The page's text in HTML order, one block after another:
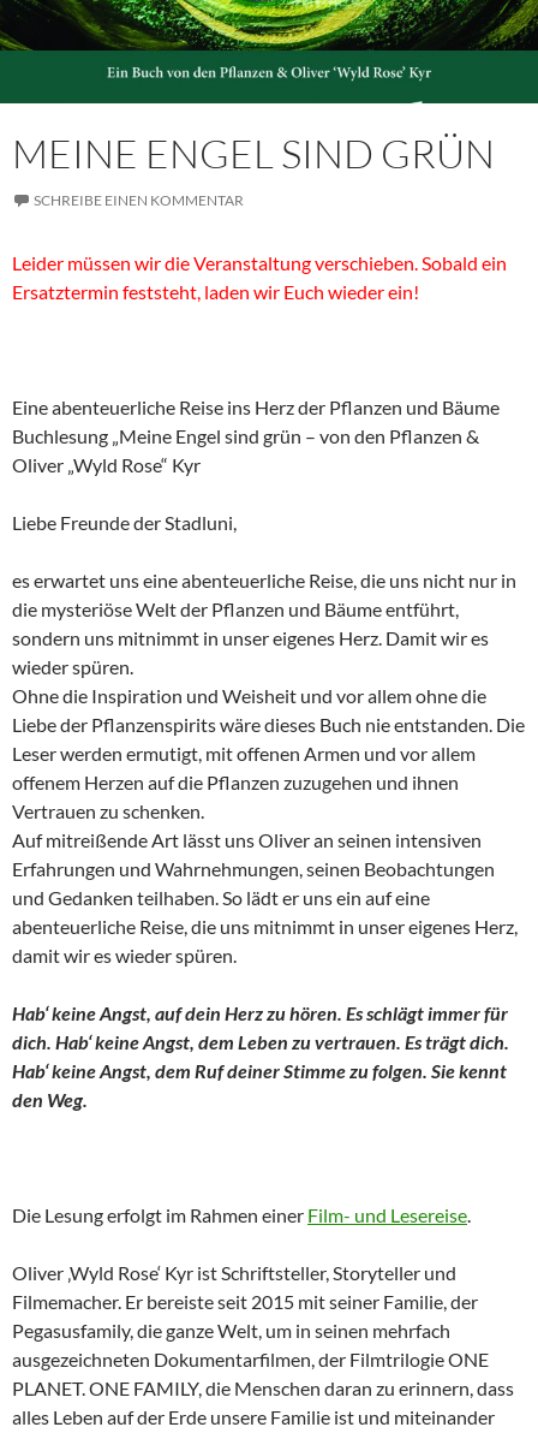
MEINE ENGEL SIND GRÜN
SCHREIBE EINEN KOMMENTAR
Leider müssen wir die Veranstaltung verschieben. Sobald ein
Ersatztermin feststeht, laden wir Euch wieder ein!
Eine abenteuerliche Reise ins Herz der Pflanzen und Bäume
Buchlesung „Meine Engel sind grün – von den Pflanzen &
Oliver „Wyld Rose“ Kyr
Liebe Freunde der Stadluni,
es erwartet uns eine abenteuerliche Reise, die uns nicht nur in
die mysteriöse Welt der Pflanzen und Bäume entführt,
sondern uns mitnimmt in unser eigenes Herz. Damit wir es
wieder spüren.
Ohne die Inspiration und Weisheit und vor allem ohne die
Liebe der Pflanzenspirits wäre dieses Buch nie entstanden. Die
Leser werden ermutigt, mit offenen Armen und vor allem
offenem Herzen auf die Pflanzen zuzugehen und ihnen
Vertrauen zu schenken.
Auf mitreißende Art lässt uns Oliver an seinen intensiven
Erfahrungen und Wahrnehmungen, seinen Beobachtungen
und Gedanken teilhaben. So lädt er uns ein auf eine
abenteuerliche Reise, die uns mitnimmt in unser eigenes Herz,
damit wir es wieder spüren.
Hab‘ keine Angst, auf dein Herz zu hören. Es schlägt immer für
dich. Hab‘ keine Angst, dem Leben zu vertrauen. Es trägt dich.
Hab‘ keine Angst, dem Ruf deiner Stimme zu folgen. Sie kennt
den Weg.
Die Lesung erfolgt im Rahmen einer Film- und Lesereise.
Oliver ‚Wyld Rose‘ Kyr ist Schriftsteller, Storyteller und
Filmemacher. Er bereiste seit 2015 mit seiner Familie, der
Pegasusfamily, die ganze Welt, um in seinen mehrfach
ausgezeichneten Dokumentarfilmen, der Filmtrilogie ONE
PLANET. ONE FAMILY, die Menschen daran zu erinnern, dass
alles Leben auf der Erde unsere Familie ist und miteinander